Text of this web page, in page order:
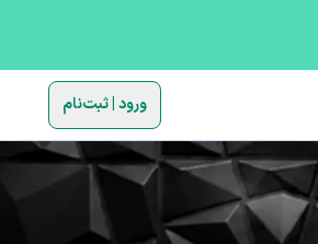
ورود | ثبت‌نام